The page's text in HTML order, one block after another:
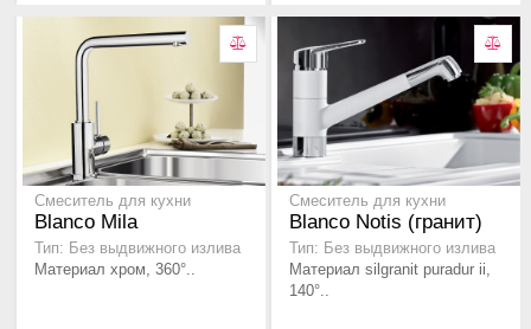
Смеситель для кухни
Blanco Mila
Тип: Без выдвижного излива
Материал хром, 360°..
Смеситель для кухни
Blanco Notis (гранит)
Тип: Без выдвижного излива
Материал silgranit puradur ii,
140°..